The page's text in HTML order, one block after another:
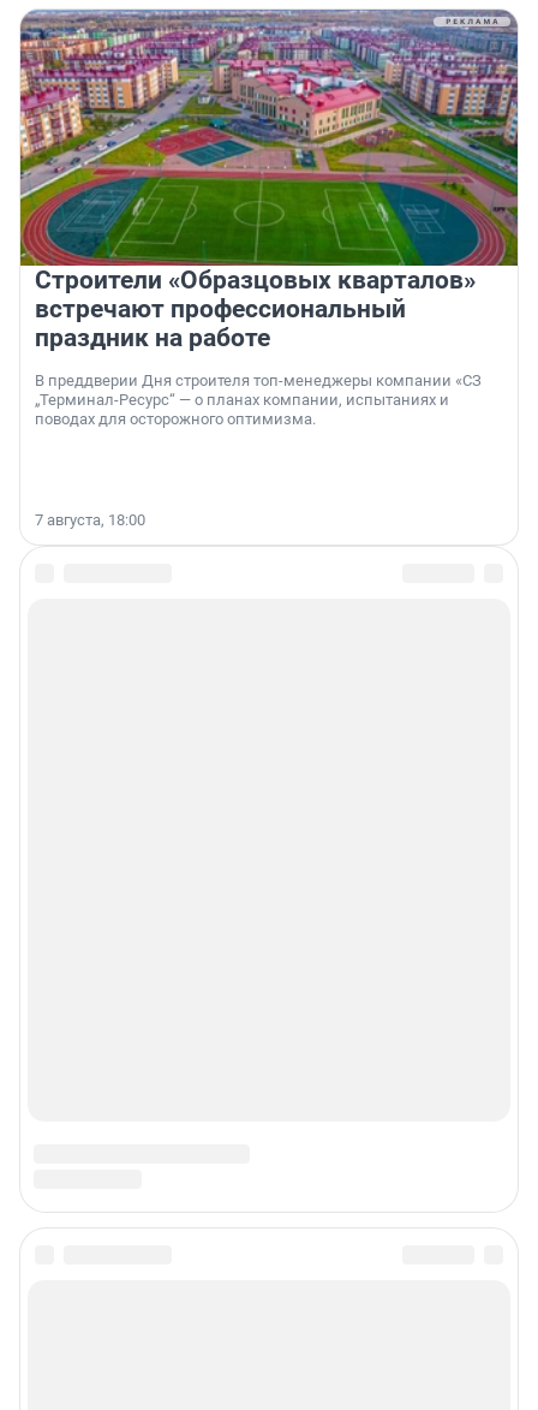
Строители «Образцовых кварталов»
встречают профессиональный
праздник на работе
В преддверии Дня строителя топ-менеджеры компании «СЗ
„Терминал-Ресурс“ — о планах компании, испытаниях и
поводах для осторожного оптимизма.
7 августа, 18:00